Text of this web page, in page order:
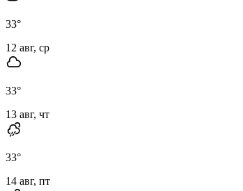
33°
12 авг, ср
33°
13 авг, чт
33°
14 авг, пт